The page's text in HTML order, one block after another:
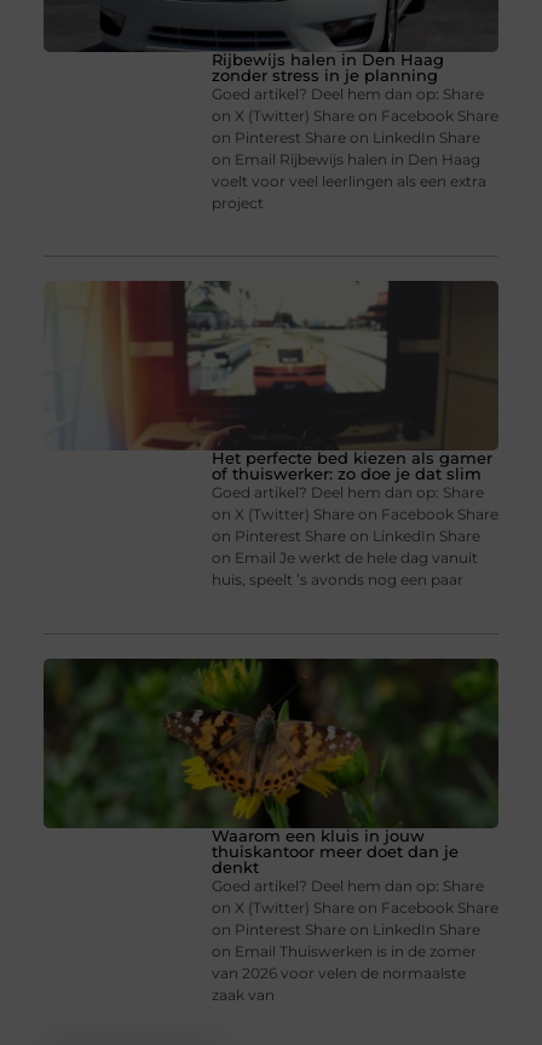
Rijbewijs halen in Den Haag
zonder stress in je planning
Goed artikel? Deel hem dan op: Share
on X (Twitter) Share on Facebook Share
on Pinterest Share on LinkedIn Share
on Email Rijbewijs halen in Den Haag
voelt voor veel leerlingen als een extra
project
Het perfecte bed kiezen als gamer
of thuiswerker: zo doe je dat slim
Goed artikel? Deel hem dan op: Share
on X (Twitter) Share on Facebook Share
on Pinterest Share on LinkedIn Share
on Email Je werkt de hele dag vanuit
huis, speelt ’s avonds nog een paar
Waarom een kluis in jouw
thuiskantoor meer doet dan je
denkt
Goed artikel? Deel hem dan op: Share
on X (Twitter) Share on Facebook Share
on Pinterest Share on LinkedIn Share
on Email Thuiswerken is in de zomer
van 2026 voor velen de normaalste
zaak van